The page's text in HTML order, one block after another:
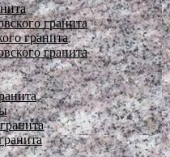
гранита
гранита
гранита